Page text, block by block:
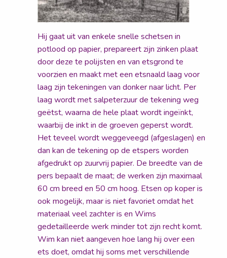
Hij gaat uit van enkele snelle schetsen in
potlood op papier, prepareert zijn zinken plaat
door deze te polijsten en van etsgrond te
voorzien en maakt met een etsnaald laag voor
laag zijn tekeningen van donker naar licht. Per
laag wordt met salpeterzuur de tekening weg
geëtst, waarna de hele plaat wordt ingeïnkt,
waarbij de inkt in de groeven geperst wordt.
Het teveel wordt weggeveegd (afgeslagen) en
dan kan de tekening op de etspers worden
afgedrukt op zuurvrij papier. De breedte van de
pers bepaalt de maat; de werken zijn maximaal
60 cm breed en 50 cm hoog. Etsen op koper is
ook mogelijk, maar is niet favoriet omdat het
materiaal veel zachter is en Wims
gedetailleerde werk minder tot zijn recht komt.
Wim kan niet aangeven hoe lang hij over een
ets doet, omdat hij soms met verschillende